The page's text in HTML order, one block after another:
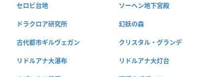
セロビ台地 ソーヘン地下宮殿
ドラクロア研究所 幻妖の森
古代都市ギルヴェガン クリスタル・グランデ
リドルアナ大瀑布 リドルアナ大灯台